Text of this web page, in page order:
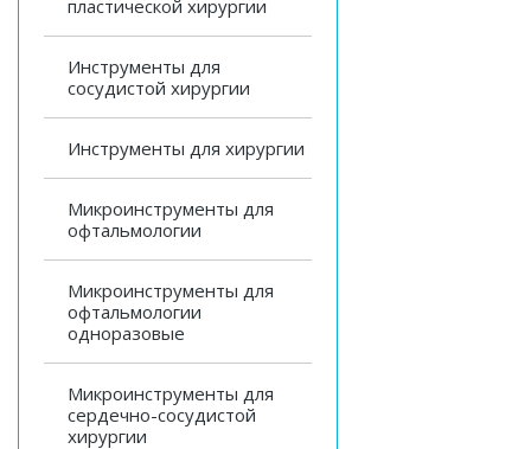
пластической хирургии
Инструменты для
сосудистой хирургии
Инструменты для хирургии
Микроинструменты для
офтальмологии
Микроинструменты для
офтальмологии
одноразовые
Микроинструменты для
сердечно-сосудистой
хирургии